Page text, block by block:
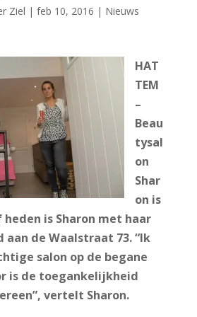
Ziel | feb 10, 2016 | Nieuws
HAT
TEM
–
Beau
tysal
on
Shar
on is
is Sharon met haar
aan de Waalstraat 73. “Ik
salon op de begane
is de toegankelijkheid
vertelt Sharon.